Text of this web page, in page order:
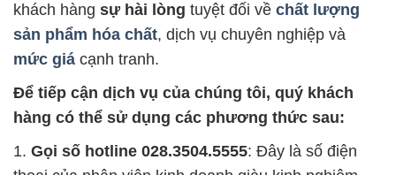
khách hàng sự hài lòng tuyệt đối về chất lượng
sản phẩm hóa chất, dịch vụ chuyên nghiệp và
mức giá cạnh tranh.
Để tiếp cận dịch vụ của chúng tôi, quý khách
hàng có thể sử dụng các phương thức sau:
1. Gọi số hotline 028.3504.5555: Đây là số điện